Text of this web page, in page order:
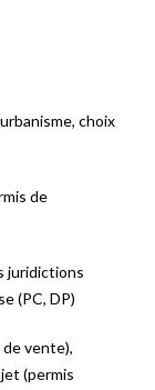
choix
de
juridictions
(PC, DP)
vente),
(permis